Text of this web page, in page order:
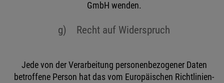
GmbH wenden.
g) Recht auf Widerspruch
Jede von der Verarbeitung personenbezogener Daten
betroffene Person hat das vom Europäischen Richtlinien-